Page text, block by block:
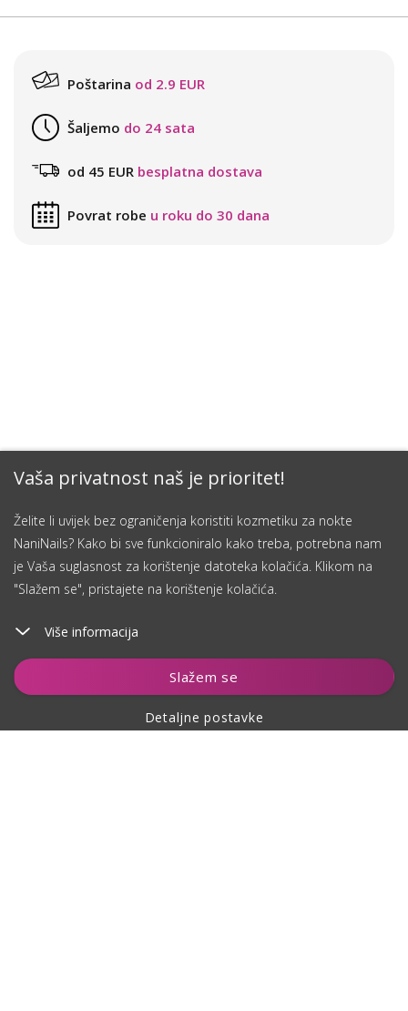
Vaša privatnost naš je prioritet!
Želite li uvijek bez ograničenja koristiti kozmetiku za nokte
NaniNails? Kako bi sve funkcioniralo kako treba, potrebna nam
je Vaša suglasnost za korištenje datoteka kolačića. Klikom na
"Slažem se", pristajete na korištenje kolačića.
Više informacija
Slažem se
Detaljne postavke
Dodaj u košaricu
Poštarina od 2.9 EUR
Šaljemo do 24 sata
od 45 EUR besplatna dostava
Povrat robe u roku do 30 dana